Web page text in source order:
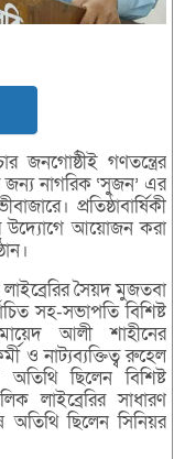
জনগোষ্ঠীই গণতন্ত্রের
নাগরিক ‘সুজন’ এর
প্রতিষ্ঠাবার্ষিকী
উদ্যোগে আয়োজন করা
সৈয়দ মুজতবা
সহ-সভাপতি বিশিষ্ট
আলী শাহীনের
ও নাট্যব্যক্তিত্ব রুহেল
ছিলেন বিশিষ্ট
লাইব্রেরির সাধারণ
ছিলেন সিনিয়র